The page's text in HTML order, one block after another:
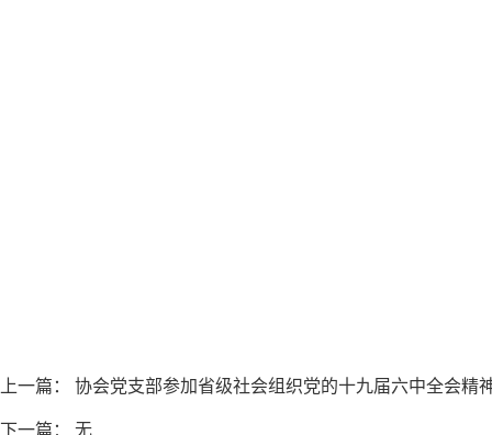
上一篇： 协会党支部参加省级社会组织党的十九届六中全会精
下一篇： 无